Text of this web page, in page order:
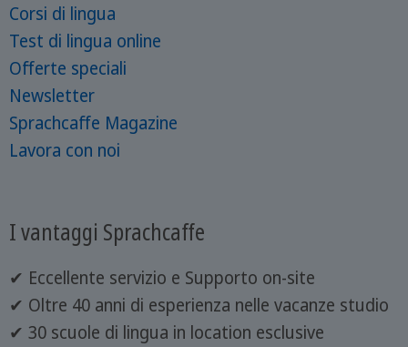
Corsi di lingua
Test di lingua online
Offerte speciali
Newsletter
Sprachcaffe Magazine
Lavora con noi
I vantaggi Sprachcaffe
✔ Eccellente servizio e Supporto on-site
✔ Oltre 40 anni di esperienza nelle vacanze studio
✔ 30 scuole di lingua in location esclusive